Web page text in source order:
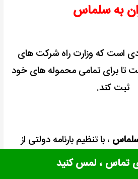
به سلماس
است که وزارت راه شرکت های
تا برای تمامی محموله های خود
ثبت کند.
سلماس ، با تنظیم بارنامه دولتی از
محافظت می شود و مشتری می
محموله خود را به شرکت بسپارد.
تماس ، لمس کنید